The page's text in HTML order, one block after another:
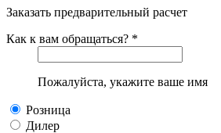
Заказать предварительный расчет
Как к вам обращаться? *
Пожалуйста, укажите ваше имя
Розница
Дилер